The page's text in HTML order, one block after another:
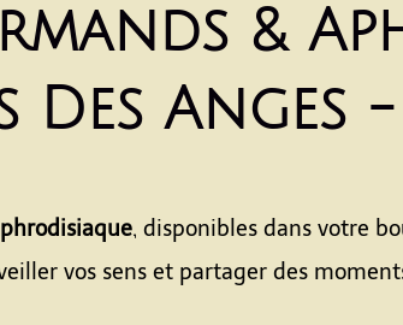
&
Des Anges
, disponibles dans votre
vos sens et partager des